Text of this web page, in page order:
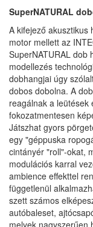
SuperNATURAL
A kifejező akusztikus
motor mellett az
SuperNATURAL dob
modellezés
dobhangjai úgy
dobos dobolna. A
reagálnak a leütések
fokozatmentesen
Játszhat gyors
egy "géppuska
cintányér "roll"-okat,
modulációs karral
ambience effekttel
függetlenül
szett számos
autóbaleset,
melyek nagyszerűen